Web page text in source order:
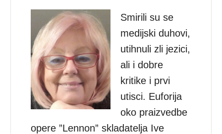
Smirili su se
medijski duhovi,
utihnuli zli jezici,
ali i dobre
kritike i prvi
utisci. Euforija
oko praizvedbe
opere ”Lennon” skladatelja Ive